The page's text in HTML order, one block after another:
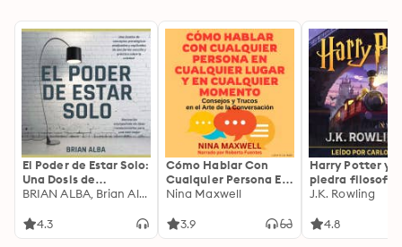
El Poder de Estar Solo:
Una Dosis de
Motivación
Ideas Revolucionarias
BRIAN ALBA, Brian Alba
4.3
Cómo Hablar Con
Cualquier Persona En
Cualquier Lugar Y En
Nina Maxwell
3.9
Harry Potter y
piedra filosofal
J.K. Rowling
4.8